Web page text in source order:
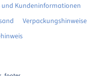
und Kundeninformationen
Verpackungshinweise